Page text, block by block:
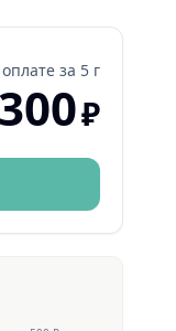
за 5 г
300₽